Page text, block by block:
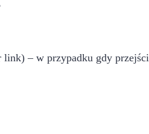
– w przypadku gdy